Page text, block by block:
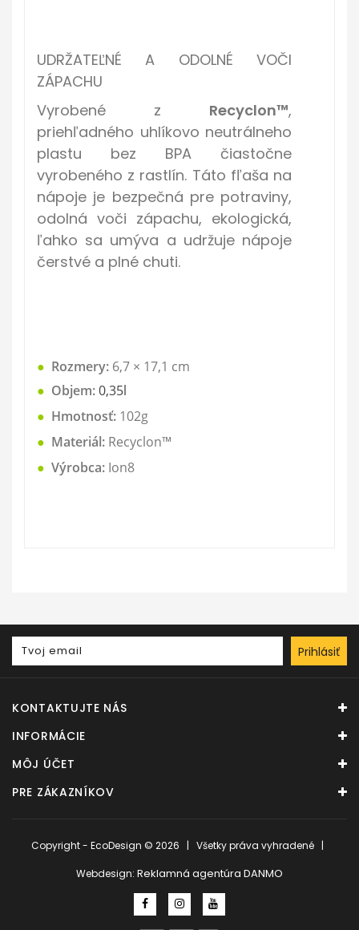
UDRŽATEĽNÉ A ODOLNÉ VOČI
ZÁPACHU
Vyrobené z Recyclon™,
priehľadného uhlíkovo neutrálneho
plastu bez BPA čiastočne
vyrobeného z rastlín. Táto fľaša na
nápoje je bezpečná pre potraviny,
odolná voči zápachu, ekologická,
ľahko sa umýva a udržuje nápoje
čerstvé a plné chuti.
● Rozmery: 6,7 × 17,1 cm
● Objem:0,35l
● Hmotnosť: 102g
● Materiál: Recyclon™
● Výrobca: Ion8
Prihlásiť
KONTAKTUJTE NÁS
INFORMÁCIE
MÔJ ÚČET
PRE ZÁKAZNÍKOV
Copyright - EcoDesign © 2026 | Všetky práva vyhradené |
Webdesign: Reklamná agentúra DANMO